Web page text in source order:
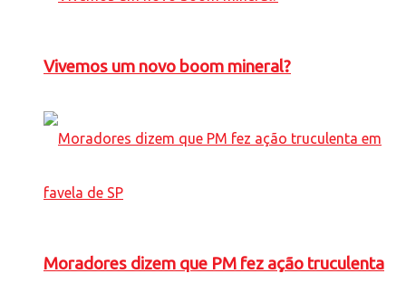
Vivemos um novo boom mineral?
Moradores dizem que PM fez ação truculenta